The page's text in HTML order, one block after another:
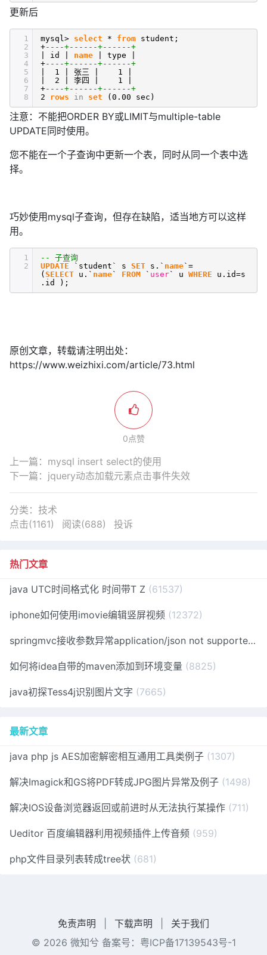
更新后
1
2
3
4
5
6
7
8
mysql> select * from student;
+----+------+------+
| id | name
| type |
+----+------+------+
| 1 | 张三 | 1 |
| 2 | 李四 | 1 |
+----+------+------+
2 rows in set (0.00 sec)
注意：不能把ORDER BY或LIMIT与multiple-table
UPDATE同时使用。
您不能在一个子查询中更新一个表，同时从同一个表中选
择。
巧妙使用mysql子查询，但存在缺陷，适当地方可以这样
用。
1
2
-- 子查询
UPDATE
`student` s SET s.` name`=
( SELECT u.` name` FROM ` user` u WHERE
u.id=s
.id );
原创文章，转载请注明出处：
https://www.weizhixi.com/article/73.html
0点赞
上一篇： mysql insert select的使用
下一篇： jquery动态加载元素点击事件失效
分类： 技术
点击(1161)
阅读(688) 投诉
热门文章
java UTC时间格式化 时间带T Z (61537)
iphone如何使用imovie编辑竖屏视频 (12372)
springmvc接收参数异常application/json not supported
如何将idea自带的maven添加到环境变量 (8825)
java初探Tess4j识别图片文字 (7665)
最新文章
java php js AES加密解密相互通用工具类例子 (1307)
解决Imagick和GS将PDF转成JPG图片异常及例子 (1498)
解决IOS设备浏览器返回或前进时从无法执行某操作 (711)
Ueditor 百度编辑器利用视频插件上传音频 (959)
php文件目录列表转成tree状 (681)
免责声明 下载声明
关于我们
© 2026 微知兮 备案号： 粤ICP备17139543号-1